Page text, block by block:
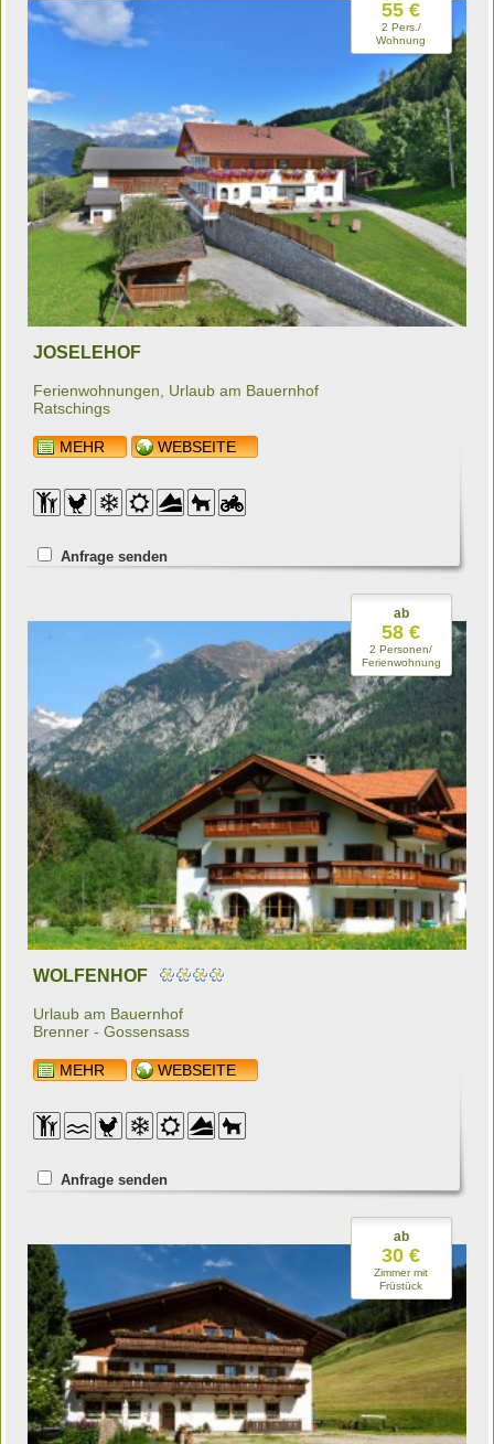
JOSELEHOF
Ferienwohnungen, Urlaub am Bauernhof
Ratschings
MEHR WEBSEITE
Anfrage senden
55 €
2 Pers./
Wohnung
WOLFENHOF
Urlaub am Bauernhof
Brenner - Gossensass
MEHR WEBSEITE
Anfrage senden
ab
58 €
2 Personen/
Ferienwohnung
ab
30 €
Zimmer mit
Früstück